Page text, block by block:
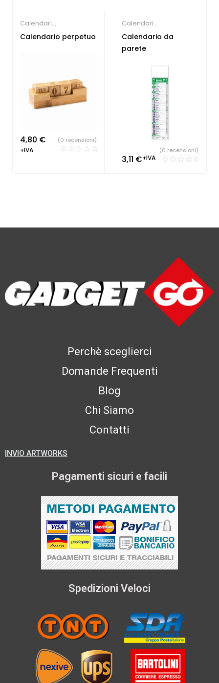
Calendari
Personalizzati
Calendario perpetuo
4,80 €
+IVA
(0 recensioni)
Calendari
Personalizzati
Calendario da
parete
3,11 €+IVA
(0 recensioni)
Perchè sceglierci
Domande Frequenti
Blog
Chi Siamo
Contatti
INVIO ARTWORKS
Pagamenti sicuri e facili
Spedizioni Veloci